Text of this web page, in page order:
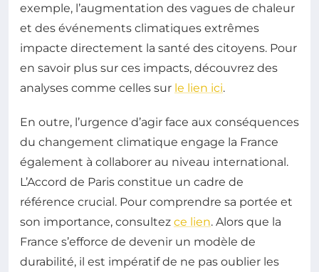
exemple, l’augmentation des vagues de chaleur
et des événements climatiques extrêmes
impacte directement la santé des citoyens. Pour
en savoir plus sur ces impacts, découvrez des
analyses comme celles sur le lien ici.
En outre, l’urgence d’agir face aux conséquences
du changement climatique engage la France
également à collaborer au niveau international.
L’Accord de Paris constitue un cadre de
référence crucial. Pour comprendre sa portée et
son importance, consultez ce lien. Alors que la
France s’efforce de devenir un modèle de
durabilité, il est impératif de ne pas oublier les